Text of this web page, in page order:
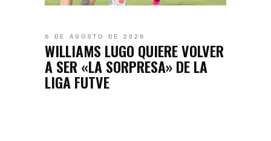
6 DE AGOSTO DE 2026
WILLIAMS LUGO QUIERE VOLVER
A SER «LA SORPRESA» DE LA
LIGA FUTVE